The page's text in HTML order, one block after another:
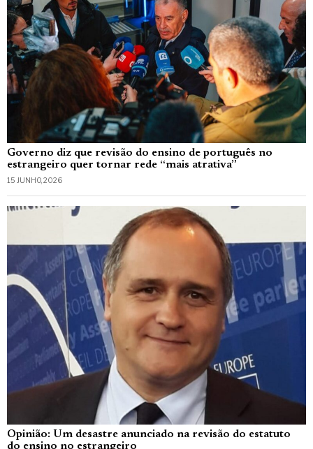
Governo diz que revisão do ensino de português no
estrangeiro quer tornar rede “mais atrativa”
15 JUNHO, 2026
Opinião: Um desastre anunciado na revisão do estatuto
do ensino no estrangeiro